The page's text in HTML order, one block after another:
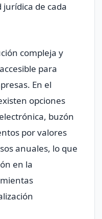
de cada
compleja y
para
En el
opciones
buzón
por valores
anuales, lo que
en la